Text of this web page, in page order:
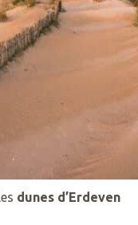
dunes d’Erdeven